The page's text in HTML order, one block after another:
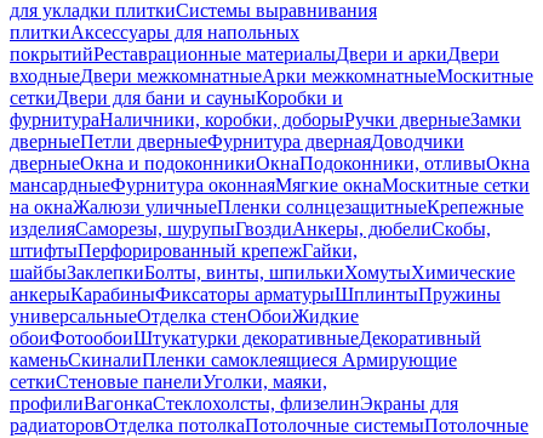
для укладки плиткиСистемы выравнивания
плиткиАксессуары для напольных
покрытийРеставрационные материалыДвери и аркиДвери
входныеДвери межкомнатныеАрки межкомнатныеМоскитные
сеткиДвери для бани и сауныКоробки и
фурнитураНаличники, коробки, доборыРучки дверныеЗамки
дверныеПетли дверныеФурнитура двернаяДоводчики
дверныеОкна и подоконникиОкнаПодоконники, отливыОкна
мансардныеФурнитура оконнаяМягкие окнаМоскитные сетки
на окнаЖалюзи уличныеПленки солнцезащитныеКрепежные
изделияСаморезы, шурупыГвоздиАнкеры, дюбелиСкобы,
штифтыПерфорированный крепежГайки,
шайбыЗаклепкиБолты, винты, шпилькиХомутыХимические
анкерыКарабиныФиксаторы арматурыШплинтыПружины
универсальныеОтделка стенОбоиЖидкие
обоиФотообоиШтукатурки декоративныеДекоративный
каменьСкиналиПленки самоклеящиеся Армирующие
сеткиСтеновые панелиУголки, маяки,
профилиВагонкаСтеклохолсты, флизелинЭкраны для
радиаторовОтделка потолкаПотолочные системыПотолочные